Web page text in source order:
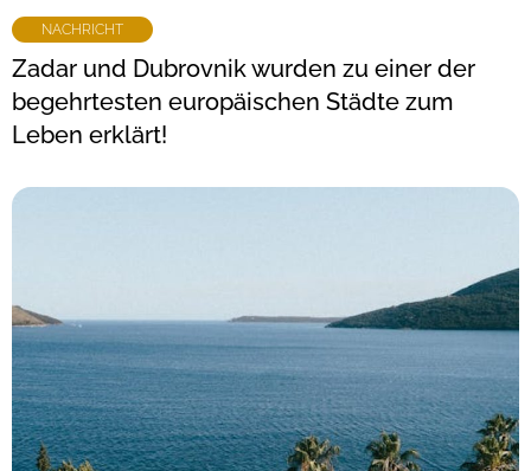
NACHRICHT
Zadar und Dubrovnik wurden zu einer der
begehrtesten europäischen Städte zum
Leben erklärt!